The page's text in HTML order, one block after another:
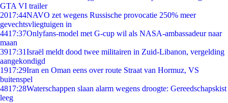
GTA VI trailer
2017:44NAVO zet wegens Russische provocatie 250% meer
gevechtsvliegtuigen in
4417:37Onlyfans-model met G-cup wil als NASA-ambassadeur naar
maan
3917:31Israël meldt dood twee militairen in Zuid-Libanon, vergelding
aangekondigd
1917:29Iran en Oman eens over route Straat van Hormuz, VS
buitenspel
4817:28Waterschappen slaan alarm wegens droogte: Gereedschapskist
leeg